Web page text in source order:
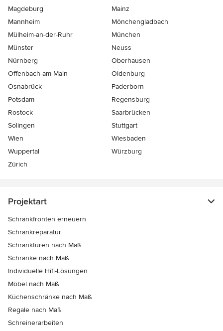
Magdeburg
Mainz
Mannheim
Mönchen­gladbach
Mülheim-an-der-Ruhr
München
Münster
Neuss
Nürnberg
Oberhausen
Offenbach-am-Main
Oldenburg
Osnabrück
Paderborn
Potsdam
Regensburg
Rostock
Saarbrücken
Solingen
Stuttgart
Wien
Wiesbaden
Wuppertal
Würzburg
Zürich
Projektart
Schrankfronten erneuern
Schrankreparatur
Schranktüren nach Maß
Schränke nach Maß
Individuelle Hifi-Lösungen
Möbel nach Maß
Küchenschränke nach Maß
Regale nach Maß
Schreinerarbeiten